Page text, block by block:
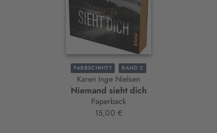
FARBSCHNITT BAND 2
Karen Inge Nielsen
Niemand sieht dich
Paperback
15,00 €